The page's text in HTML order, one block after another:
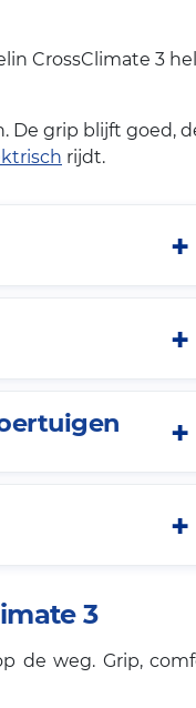
CrossClimate 3
grip blijft goed,
rijdt.
3
weg. Grip,